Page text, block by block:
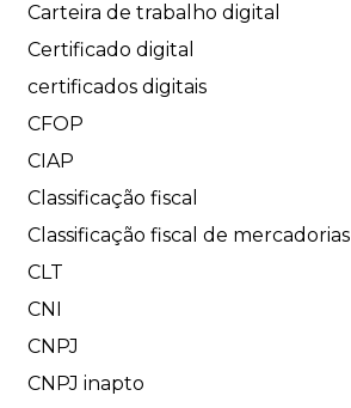
Carteira de trabalho digital
Certificado digital
certificados digitais
CFOP
CIAP
Classificação fiscal
Classificação fiscal de mercadorias
CLT
CNI
CNPJ
CNPJ inapto